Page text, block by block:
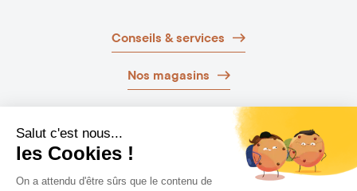
Conseils & services
Nos magasins
Nos brochures
Guide d’achat
Newsletter